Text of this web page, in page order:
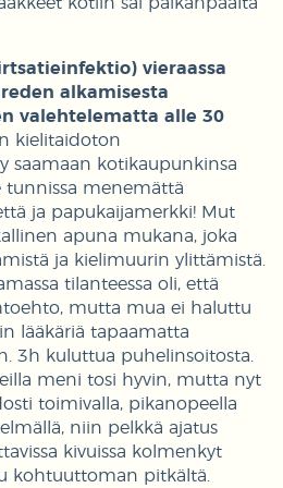
vieraassa
alkamisesta
valehtelematta alle 30
kielitaidoton
saamaan kotikaupunkinsa
tunnissa menemättä
ja papukaijamerkki! Mut
apuna mukana, joka
ja kielimuurin ylittämistä.
tilanteessa oli, että
mutta mua ei haluttu
lääkäriä tapaamatta
3h kuluttua puhelinsoitosta.
meni tosi hyvin, mutta nyt
toimivalla, pikanopeella
niin pelkkä ajatus
kivuissa kolmenkyt
kohtuuttoman pitkältä.